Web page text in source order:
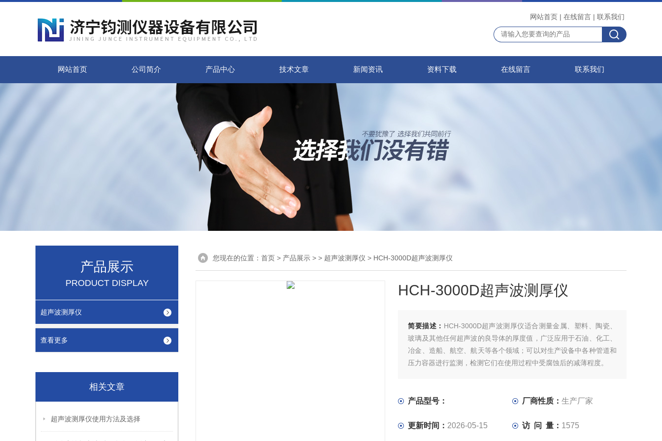
网站首页 | 在线留言 | 联系我们
网站首页 公司简介 产品中心 技术文章 新闻资讯 资料下载 在线留言 联系我们
产品展示
PRODUCT DISPLAY
超声波测厚仪
查看更多
相关文章
超声波测厚仪使用方法及选择
您现在的位置： 首页 > 产品展示 > > 超声波测厚仪 > HCH-3000D超声波测厚仪
HCH-3000D超声波测厚仪
简要描述： HCH-3000D超声波测厚仪适合测量金属、塑料、陶瓷、
玻璃及其他任何超声波的良导体的厚度值，广泛应用于石油、化工、
冶金、造船、航空、航天等各个领域；可以对生产设备中各种管道和
压力容器进行监测，检测它们在使用过程中受腐蚀后的减薄程度。
产品型号： 厂商性质：生产厂家
更新时间： 2026-05-15 访 问 量： 1575